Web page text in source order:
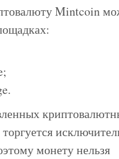
Mintcoin
монету нельзя